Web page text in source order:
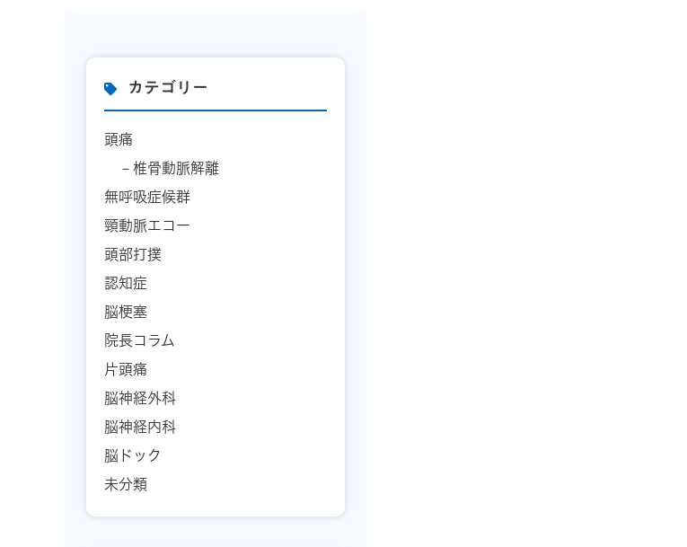
カテゴリー
頭痛
椎骨動脈解離
無呼吸症候群
頸動脈エコー
頭部打撲
認知症
脳梗塞
院長コラム
片頭痛
脳神経外科
脳神経内科
脳ドック
未分類